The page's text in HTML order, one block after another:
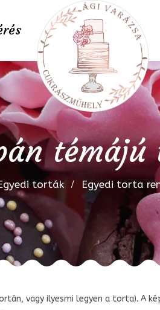
torták Egyedi torta
vagy ilyesmi legyen a torta). A